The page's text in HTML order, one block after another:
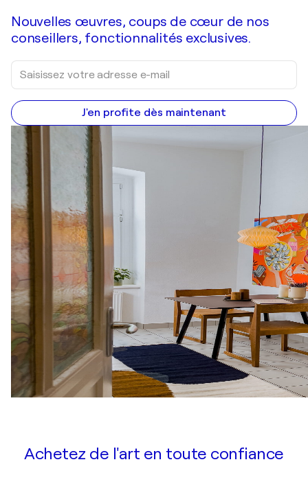
Nouvelles œuvres, coups de cœur de nos
conseillers, fonctionnalités exclusives.
J'en profite dès maintenant
Achetez de l'art en toute confiance